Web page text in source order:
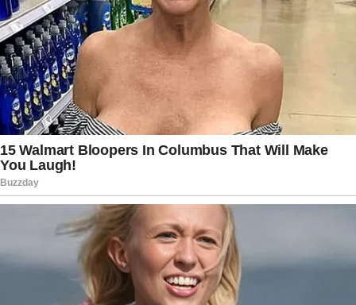
causar destruição e, ao mesmo tempo,
proporcionar uma paisagem de rara beleza.
As imagens também despertaram interesse de
pessoas que costumam acompanhar fenômenos
atmosféricos. Especialistas lembram que
registros como esse ajudam a ampliar o
conhecimento sobre as condições que
favorecem determinadas colorações do céu e
demonstram como fatores naturais podem criar
cenários impressionantes sem que exista relação
direta com eventos sísmicos.